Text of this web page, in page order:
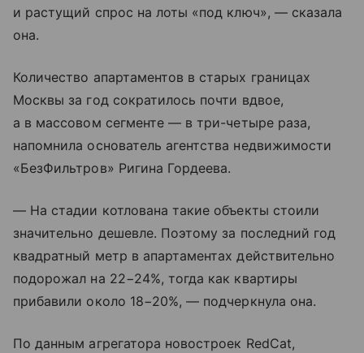
и растущий спрос на лоты «под ключ», — сказала
она.
Количество апартаментов в старых границах
Москвы за год сократилось почти вдвое,
а в массовом сегменте — в три-четыре раза,
напомнила основатель агентства недвижимости
«БезФильтров» Ригина Гордеева.
— На стадии котлована такие объекты стоили
значительно дешевле. Поэтому за последний год
квадратный метр в апартаментах действительно
подорожал на 22−24%, тогда как квартиры
прибавили около 18−20%, — подчеркнула она.
По данным агрегатора новостроек RedCat,